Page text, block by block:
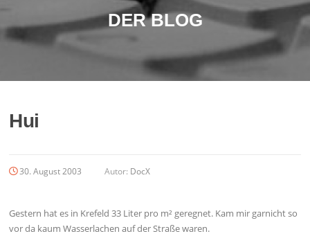
DER BLOG
Hui
30. August 2003 Autor: DocX
Gestern hat es in Krefeld 33 Liter pro m² geregnet. Kam mir garnicht so
vor da kaum Wasserlachen auf der Straße waren.